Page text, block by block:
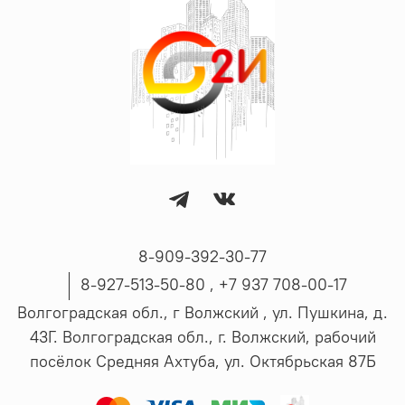
8-909-392-30-77
8-927-513-50-80 , ‪+7 937 708-00-17
Волгоградская обл., г Волжский , ул. Пушкина, д.
43Г. Волгоградская обл., г. Волжский, рабочий
посёлок Средняя Ахтуба, ул. Октябрьская 87Б